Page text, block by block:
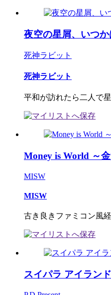
夜空の星屑、いつか
死神ラビット
死神ラビット
平和が訪れたら二人で
Money is World ～
MISW
MISW
古き良きファミコン風
スイパラ アイランド